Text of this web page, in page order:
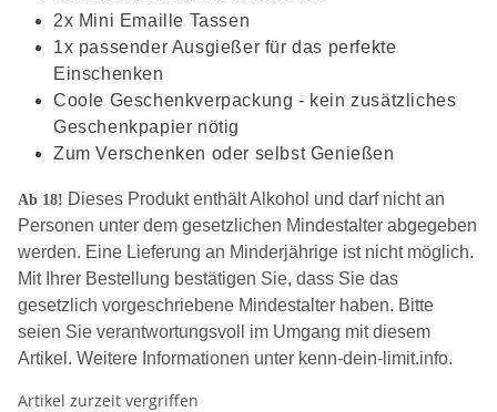
2x Mini Emaille Tassen
1x passender Ausgießer für das perfekte
Einschenken
Coole Geschenkverpackung - kein zusätzliches
Geschenkpapier nötig
Zum Verschenken oder selbst Genießen
Ab 18! Dieses Produkt enthält Alkohol und darf nicht an
Personen unter dem gesetzlichen Mindestalter abgegeben
werden. Eine Lieferung an Minderjährige ist nicht möglich.
Mit Ihrer Bestellung bestätigen Sie, dass Sie das
gesetzlich vorgeschriebene Mindestalter haben. Bitte
seien Sie verantwortungsvoll im Umgang mit diesem
Artikel. Weitere Informationen unter kenn-dein-limit.info.
Artikel zurzeit vergriffen